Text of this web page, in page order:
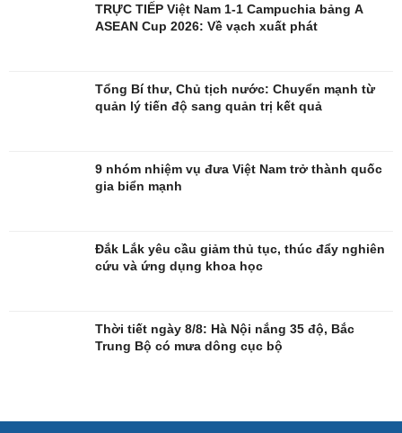
Săn Tour
check-in
Vũ khí
TRỰC TIẾP Việt Nam 1-1 Campuchia bảng A
ASEAN Cup 2026: Về vạch xuất phát
Tổng Bí thư, Chủ tịch nước: Chuyển mạnh từ
quản lý tiến độ sang quản trị kết quả
9 nhóm nhiệm vụ đưa Việt Nam trở thành quốc
gia biển mạnh
Đắk Lắk yêu cầu giảm thủ tục, thúc đẩy nghiên
cứu và ứng dụng khoa học
Thời tiết ngày 8/8: Hà Nội nắng 35 độ, Bắc
Trung Bộ có mưa dông cục bộ